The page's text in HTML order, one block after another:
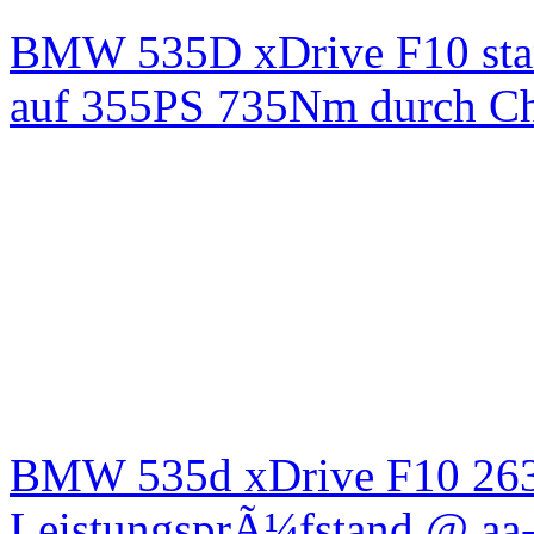
BMW 535D xDrive F10
auf 355PS 735Nm durch
BMW 535d xDrive F10